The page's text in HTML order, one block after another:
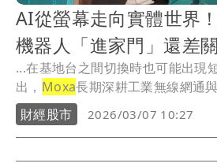
AI從螢幕走向實體世界
機器人「進家門」還差
...在基地台之間切換時也可能出現
出， Moxa長期深耕工業無線網通
高...
財經股市 2026/03/07 10:27